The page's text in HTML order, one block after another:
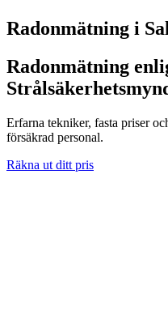
Radonmätning i
Radonmätning
Erfarna tekniker, fasta priser
försäkrad personal.
Räkna ut ditt pris